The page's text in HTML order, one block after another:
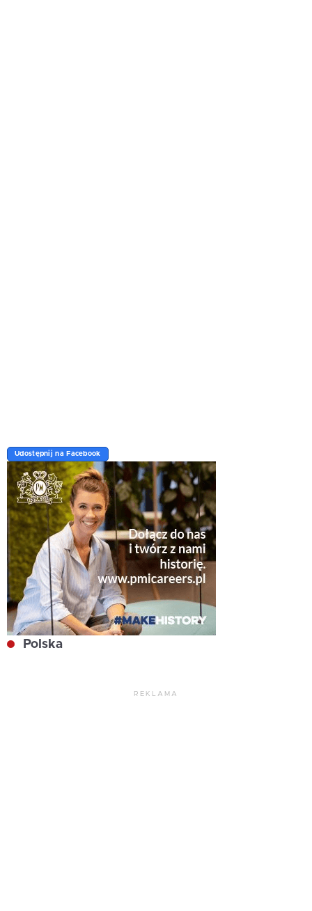
Udostępnij na Facebook
Polska
REKLAMA